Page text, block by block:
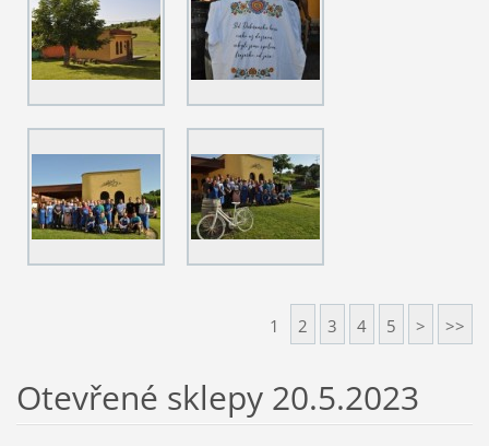
1 2 3 4 5 > >>
Otevřené sklepy 20.5.2023